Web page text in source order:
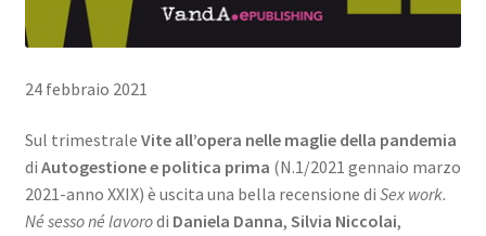
24 febbraio 2021
Sul trimestrale Vite all’opera nelle maglie della pandemia
di Autogestione e politica prima (N.1/2021 gennaio marzo
2021-anno XXIX) è uscita una bella recensione di Sex work.
Né sesso né lavorodi Daniela Danna, Silvia Niccolai,